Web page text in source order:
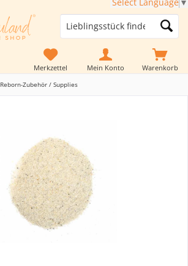
Warenkorb
Merkzettel Mein Konto
Reborn-Zubehör / Supplies